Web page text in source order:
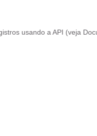
usando a API (veja